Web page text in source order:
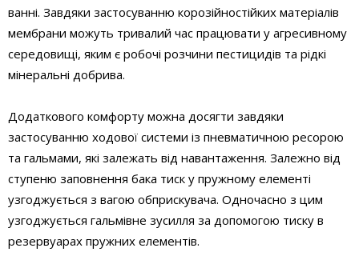
ванні. Завдяки застосуванню корозійностійких матеріалів
мембрани можуть тривалий час працювати у агресивному
середовищі, яким є робочі розчини пестицидів та рідкі
мінеральні добрива.
Додаткового комфорту можна досягти завдяки
застосуванню ходової системи із пневматичною ресорою
та гальмами, які залежать від навантаження. Залежно від
ступеню заповнення бака тиск у пружному елементі
узгоджується з вагою обприскувача. Одночасно з цим
узгоджується гальмівне зусилля за допомогою тиску в
резервуарах пружних елементів.